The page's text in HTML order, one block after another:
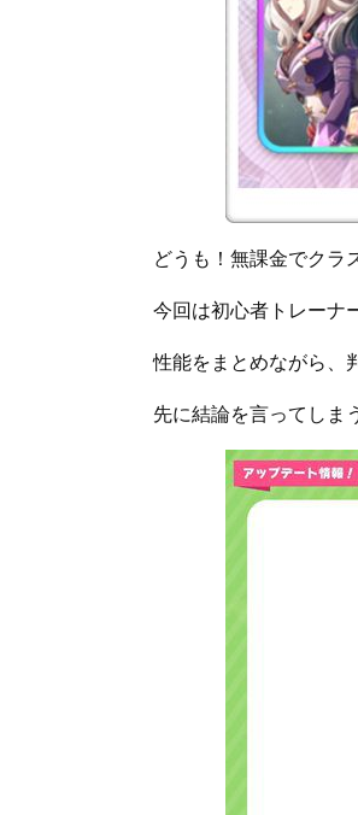
どうも！無課金でクラ
今回は初心者トレーナ
性能をまとめながら、
先に結論を言ってしま